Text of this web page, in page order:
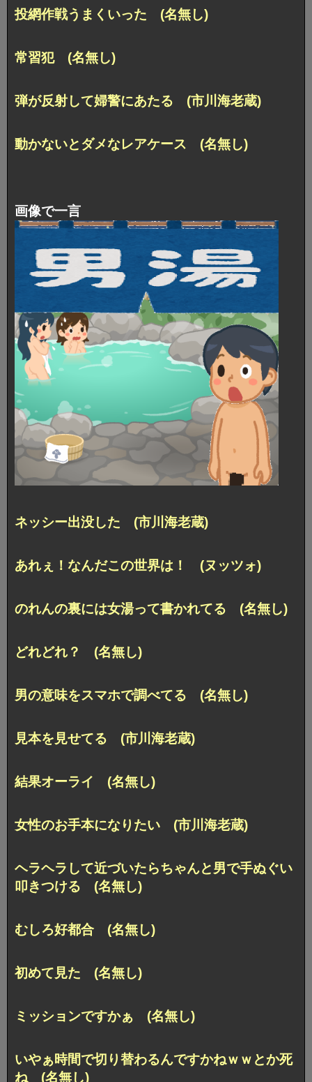
投網作戦うまくいった (名無し)
常習犯 (名無し)
弾が反射して婦警にあたる (市川海老蔵)
動かないとダメなレアケース (名無し)
画像で一言
ネッシー出没した (市川海老蔵)
あれぇ！なんだこの世界は！ (ヌッツォ)
のれんの裏には女湯って書かれてる (名無し)
どれどれ？ (名無し)
男の意味をスマホで調べてる (名無し)
見本を見せてる (市川海老蔵)
結果オーライ (名無し)
女性のお手本になりたい (市川海老蔵)
ヘラヘラして近づいたらちゃんと男で手ぬぐい
叩きつける (名無し)
むしろ好都合 (名無し)
初めて見た (名無し)
ミッションですかぁ (名無し)
いやぁ時間で切り替わるんですかねｗｗとか死
ね (名無し)